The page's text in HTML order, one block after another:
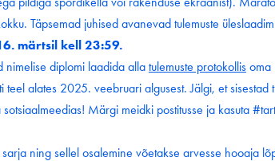
Täpsemad juhised avanevad tulemuste
märtsil kell 23:59.
nimelise diplomi laadida alla tulemuste protokollis oma
alates 2025. veebruari algusest. Jälgi, et sisestad
Märgi meidki postitusse ja kasuta
ning sellel osalemine võetakse arvesse hooaja